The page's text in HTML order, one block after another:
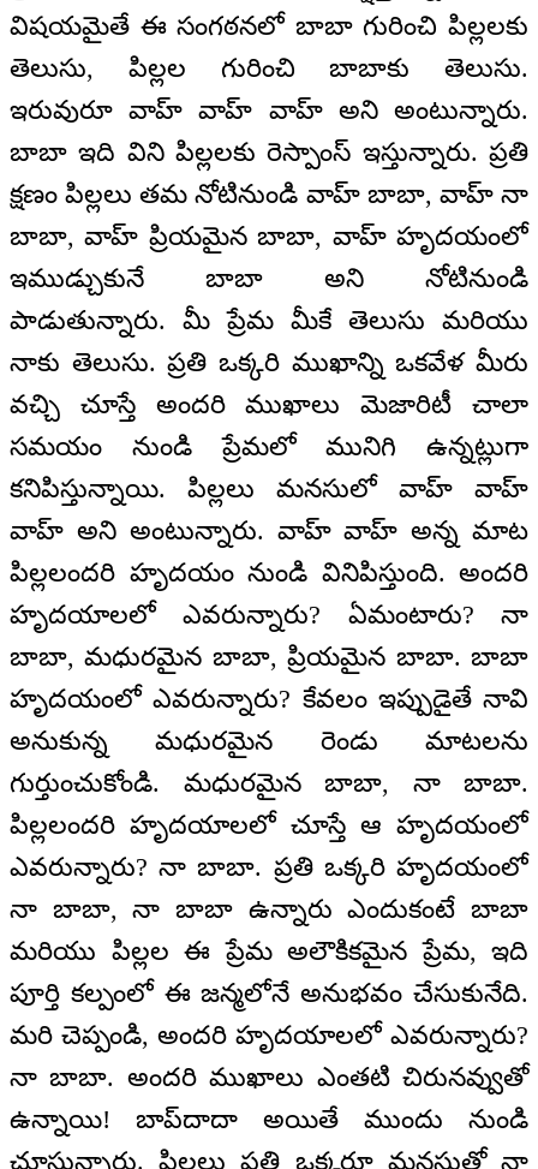
విషయమైతే ఈ సంగఠనలో బాబా గురించి పిల్లలకు
తెలుసు, పిల్లల గురించి బాబాకు తెలుసు.
ఇరువురూ వాహ్ వాహ్ వాహ్ అని అంటున్నారు.
బాబా ఇది విని పిల్లలకు రెస్పాంస్ ఇస్తున్నారు. ప్రతి
క్షణం పిల్లలు తమ నోటినుండి వాహ్ బాబా, వాహ్ నా
బాబా, వాహ్ ప్రియమైన బాబా, వాహ్ హృదయంలో
ఇముడ్చుకునే బాబా అని నోటినుండి
పాడుతున్నారు. మీ ప్రేమ మీకే తెలుసు మరియు
నాకు తెలుసు. ప్రతి ఒక్కరి ముఖాన్ని ఒకవేళ మీరు
వచ్చి చూస్తే అందరి ముఖాలు మెజారిటీ చాలా
సమయం నుండి ప్రేమలో మునిగి ఉన్నట్లుగా
కనిపిస్తున్నాయి. పిల్లలు మనసులో వాహ్ వాహ్
వాహ్ అని అంటున్నారు. వాహ్ వాహ్ అన్న మాట
పిల్లలందరి హృదయం నుండి వినిపిస్తుంది. అందరి
హృదయాలలో ఎవరున్నారు? ఏమంటారు? నా
బాబా, మధురమైన బాబా, ప్రియమైన బాబా. బాబా
హృదయంలో ఎవరున్నారు? కేవలం ఇప్పుడైతే నావి
అనుకున్న మధురమైన రెండు మాటలను
గుర్తుంచుకోండి. మధురమైన బాబా, నా బాబా.
పిల్లలందరి హృదయాలలో చూస్తే ఆ హృదయంలో
ఎవరున్నారు? నా బాబా. ప్రతి ఒక్కరి హృదయంలో
నా బాబా, నా బాబా ఉన్నారు ఎందుకంటే బాబా
మరియు పిల్లల ఈ ప్రేమ అలౌకికమైన ప్రేమ, ఇది
పూర్తి కల్పంలో ఈ జన్మలోనే అనుభవం చేసుకునేది.
మరి చెప్పండి, అందరి హృదయాలలో ఎవరున్నారు?
నా బాబా. అందరి ముఖాలు ఎంతటి చిరునవ్వుతో
ఉన్నాయి! బాప్‌దాదా అయితే ముందు నుండి
చూస్తున్నారు. పిల్లలు ప్రతి ఒక్కరూ మనసుతో నా